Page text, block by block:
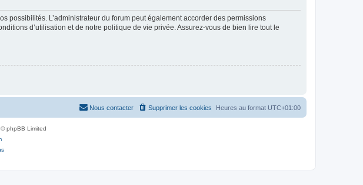
possibilités. L’administrateur du forum peut également accorder des permissions
d’utilisation et de notre politique de vie privée. Assurez-vous de bien lire tout le
Heures au format UTC+01:00
Supprimer les cookies
Nous contacter
phpBB Limited